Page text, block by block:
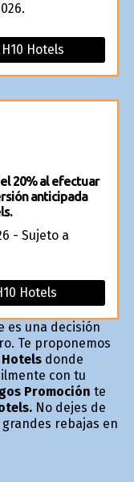
Hotels
20% al efectuar
anticipada
- Sujeto a
Hotels
es una decisión
Te proponemos
Hotelsdonde
con tu
Promoción te
No dejes de
rebajas en